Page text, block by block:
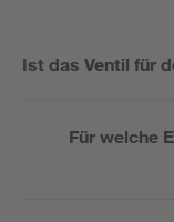
Ist das Ventil für
Für welche